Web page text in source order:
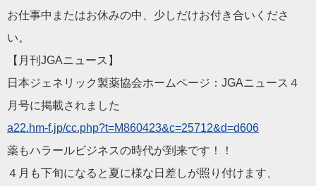
お仕事中またはお休みの中、少しだけお付き合いくださ
い。
【月刊JGAニュース】
日本ジェネリック製薬協会ホームページ：JGAニュース４
月号に掲載されました
a22.hm-f.jp/cc.php?t=M860423&c=25712&d=d606
薬もハラールビジネスの時代が到来です！！
４月も下旬になると夏に様な日差しが照り付けます、